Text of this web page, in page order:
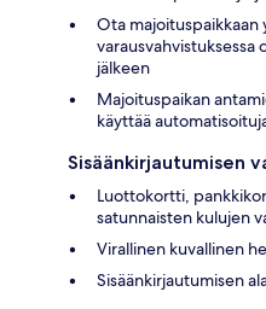
Ota
varausvahvistuksessa
jälkeen
Majoituspaikan
käyttää
Sisäänkirjautumisen
Luottokortti,
satunnaisten kulujen
Virallinen kuvallinen
Sisäänkirjautumisen